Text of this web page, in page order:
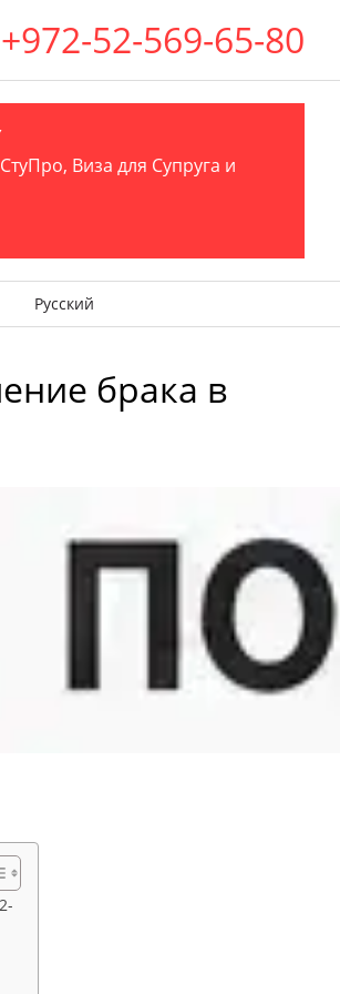
+972-52-569-65-80
Виза для Супруга и
Русский
брака в